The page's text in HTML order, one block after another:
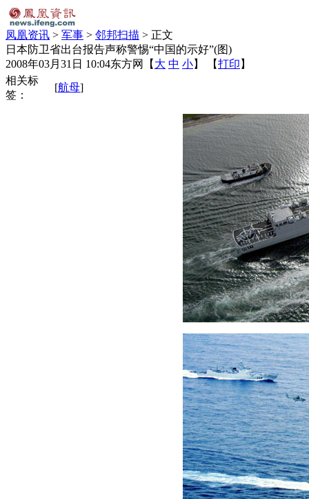
凤凰资讯 > 军事 > 邻邦扫描 > 正文
日本防卫省出台报告声称警惕“中国的示好”(图)
2008年03月31日 10:04东方网 【 大 中 小】 【打印 】
相关标
签：
[航母]